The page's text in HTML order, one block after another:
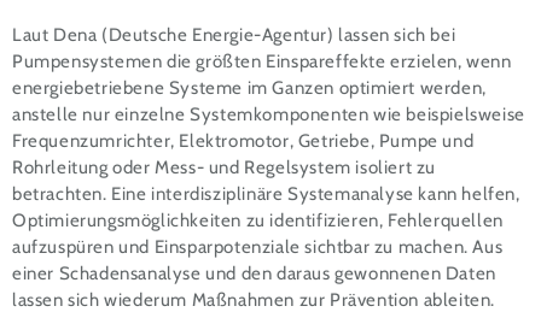
Laut Dena (Deutsche Energie-Agentur) lassen sich bei
Pumpensystemen die größten Einspareffekte erzielen, wenn
energiebetriebene Systeme im Ganzen optimiert werden,
anstelle nur einzelne Systemkomponenten wie beispielsweise
Frequenzumrichter, Elektromotor, Getriebe, Pumpe und
Rohrleitung oder Mess- und Regelsystem isoliert zu
betrachten. Eine interdisziplinäre Systemanalyse kann helfen,
Optimierungsmöglichkeiten zu identifizieren, Fehlerquellen
aufzuspüren und Einsparpotenziale sichtbar zu machen. Aus
einer Schadensanalyse und den daraus gewonnenen Daten
lassen sich wiederum Maßnahmen zur Prävention ableiten.